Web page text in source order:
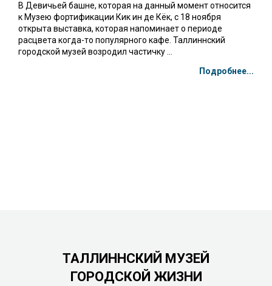
В Девичьей башне, которая на данный момент относится
к Музею фортификации Кик ин де Кёк, с 18 ноября
открыта выставка, которая напоминает о периоде
расцвета когда-то популярного кафе. Таллиннский
городской музей возродил частичку ...
Подробнее...
ТАЛЛИННСКИЙ МУЗЕЙ
ГОРОДСКОЙ ЖИЗНИ